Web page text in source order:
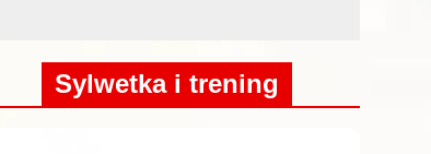
Sylwetka i trening